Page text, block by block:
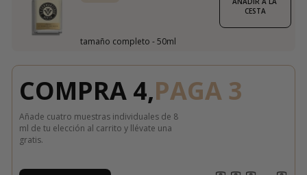
tamaño completo - 50ml
CESTA
COMPRA 4,PAGA 3
Añade cuatro muestras individuales de 8
ml de tu elección al carrito y llévate una
gratis.